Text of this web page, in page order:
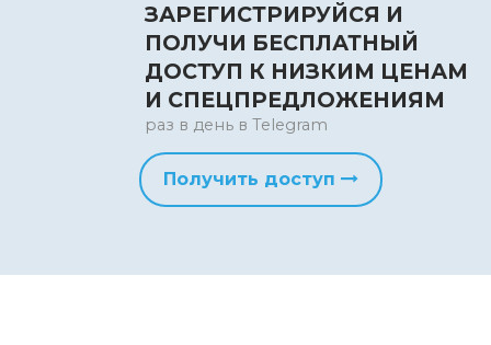
ЗАРЕГИСТРИРУЙСЯ И
ПОЛУЧИ БЕСПЛАТНЫЙ
ДОСТУП К НИЗКИМ ЦЕНАМ
И СПЕЦПРЕДЛОЖЕНИЯМ
раз в день в Telegram
Получить доступ